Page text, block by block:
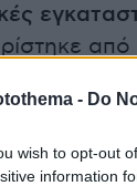
- Do
wish to opt-out
information